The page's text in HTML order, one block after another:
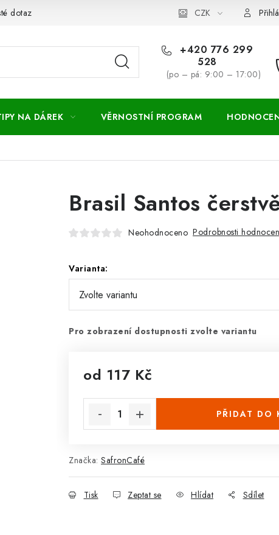
dotazy Vrácení zboží a reklamace
CZK
+420 776 299
528
(po – pá: 9:00 – 17:00)
NA DÁREK VĚRNOSTNÍ PROGRAM
Brasil Santos
Neohodnoceno Podrobnosti
Varianta:
Pro zobrazení dostupnosti zvolte variantu
od 117 Kč
PŘIDAT DO
Značka: SafronCafé
Tisk Zeptat se Hlídat Sdílet